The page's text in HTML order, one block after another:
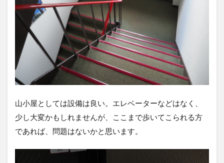
山小屋としては設備は良い。エレベーターなどはなく、
少し大変かもしれませんが、ここまで歩いてこられる方
であれば、問題はないかと思います。